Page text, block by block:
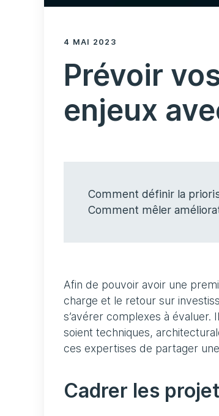
4 MAI 2023
Prévoir
enjeux
Comment définir la
Comment mêler
Afin de pouvoir avoir une
charge et le retour sur
s’avérer complexes à
soient techniques,
ces expertises de partager
Cadrer les